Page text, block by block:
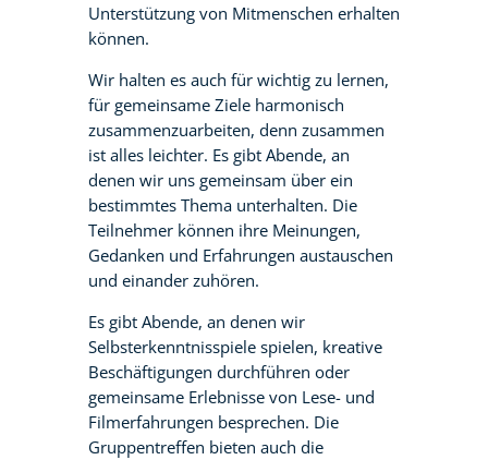
Unterstützung von Mitmenschen erhalten
können.
Wir halten es auch für wichtig zu lernen,
für gemeinsame Ziele harmonisch
zusammenzuarbeiten, denn zusammen
ist alles leichter. Es gibt Abende, an
denen wir uns gemeinsam über ein
bestimmtes Thema unterhalten. Die
Teilnehmer können ihre Meinungen,
Gedanken und Erfahrungen austauschen
und einander zuhören.
Es gibt Abende, an denen wir
Selbsterkenntnisspiele spielen, kreative
Beschäftigungen durchführen oder
gemeinsame Erlebnisse von Lese- und
Filmerfahrungen besprechen. Die
Gruppentreffen bieten auch die